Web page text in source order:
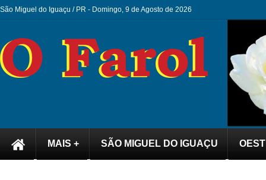
São Miguel do Iguaçu / PR - Domingo, 9 de Agosto de 2026
MAIS + SÃO MIGUEL DO IGUAÇU